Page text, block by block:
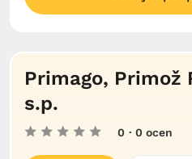
Primago, Primož
s.p.
0 · 0 ocen